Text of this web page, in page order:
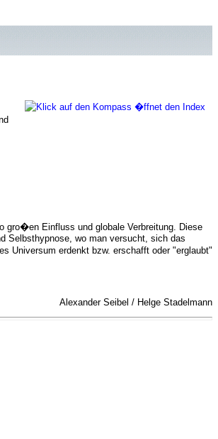
gro�en Einfluss und globale Verbreitung. Diese
Selbsthypnose, wo man versucht, sich das
Universum erdenkt bzw. erschafft oder "erglaubt"
Alexander Seibel / Helge Stadelmann